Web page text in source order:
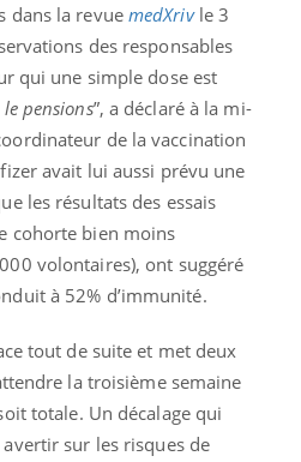
dans la revue medXrivle 3
des responsables
qui une simple dose est
pensions”, a déclaré à la mi-
de la vaccination
avait lui aussi prévu une
les résultats des essais
cohorte bien moins
volontaires), ont suggéré
à 52% d’immunité.
tout de suite et met deux
la troisième semaine
totale. Un décalage qui
sur les risques de